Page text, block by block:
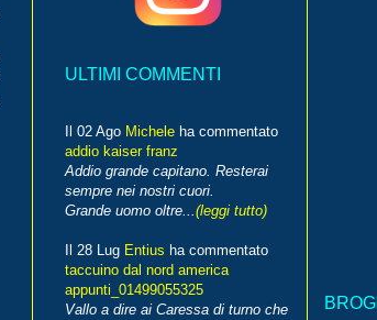
ULTIMI COMMENTI
Il 02 Ago Michele ha commentato
addio kaiser franz
Addio grande capitano. Resterai
sempre nei nostri cuori.
Grande uomo oltre...(leggi tutto)
Il 28 Lug Entius ha commentato
taccuino dal nord america
appunti_01499055325
Vallo a dire ai Caressa di turno che